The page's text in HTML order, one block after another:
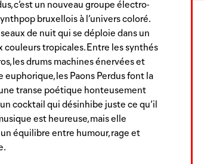
c’est un nouveau groupe électro-
bruxellois à l’univers coloré.
de nuit qui se déploie dans un
couleurs tropicales. Entre les synthés
les drums machines énervées et
euphorique, les Paons Perdus font la
transe poétique honteusement
cocktail qui désinhibe juste ce qu’il
est heureuse, mais elle
équilibre entre humour, rage et